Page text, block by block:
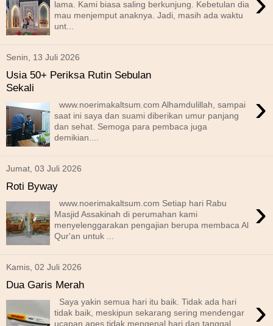
lama. Kami biasa saling berkunjung. Kebetulan dia
mau menjemput anaknya. Jadi, masih ada waktu
unt...
Senin, 13 Juli 2026
Usia 50+ Periksa Rutin Sebulan
Sekali
›
www.noerimakaltsum.com Alhamdulillah, sampai
saat ini saya dan suami diberikan umur panjang
dan sehat. Semoga para pembaca juga
demikian....
Jumat, 03 Juli 2026
Roti Byway
›
www.noerimakaltsum.com Setiap hari Rabu
Masjid Assakinah di perumahan kami
menyelenggarakan pengajian berupa membaca Al
Qur'an untuk ...
Kamis, 02 Juli 2026
Dua Garis Merah
›
Saya yakin semua hari itu baik. Tidak ada hari
tidak baik, meskipun sekarang sering mendengar
ucapan apes tidak mengenal hari dan tanggal ...